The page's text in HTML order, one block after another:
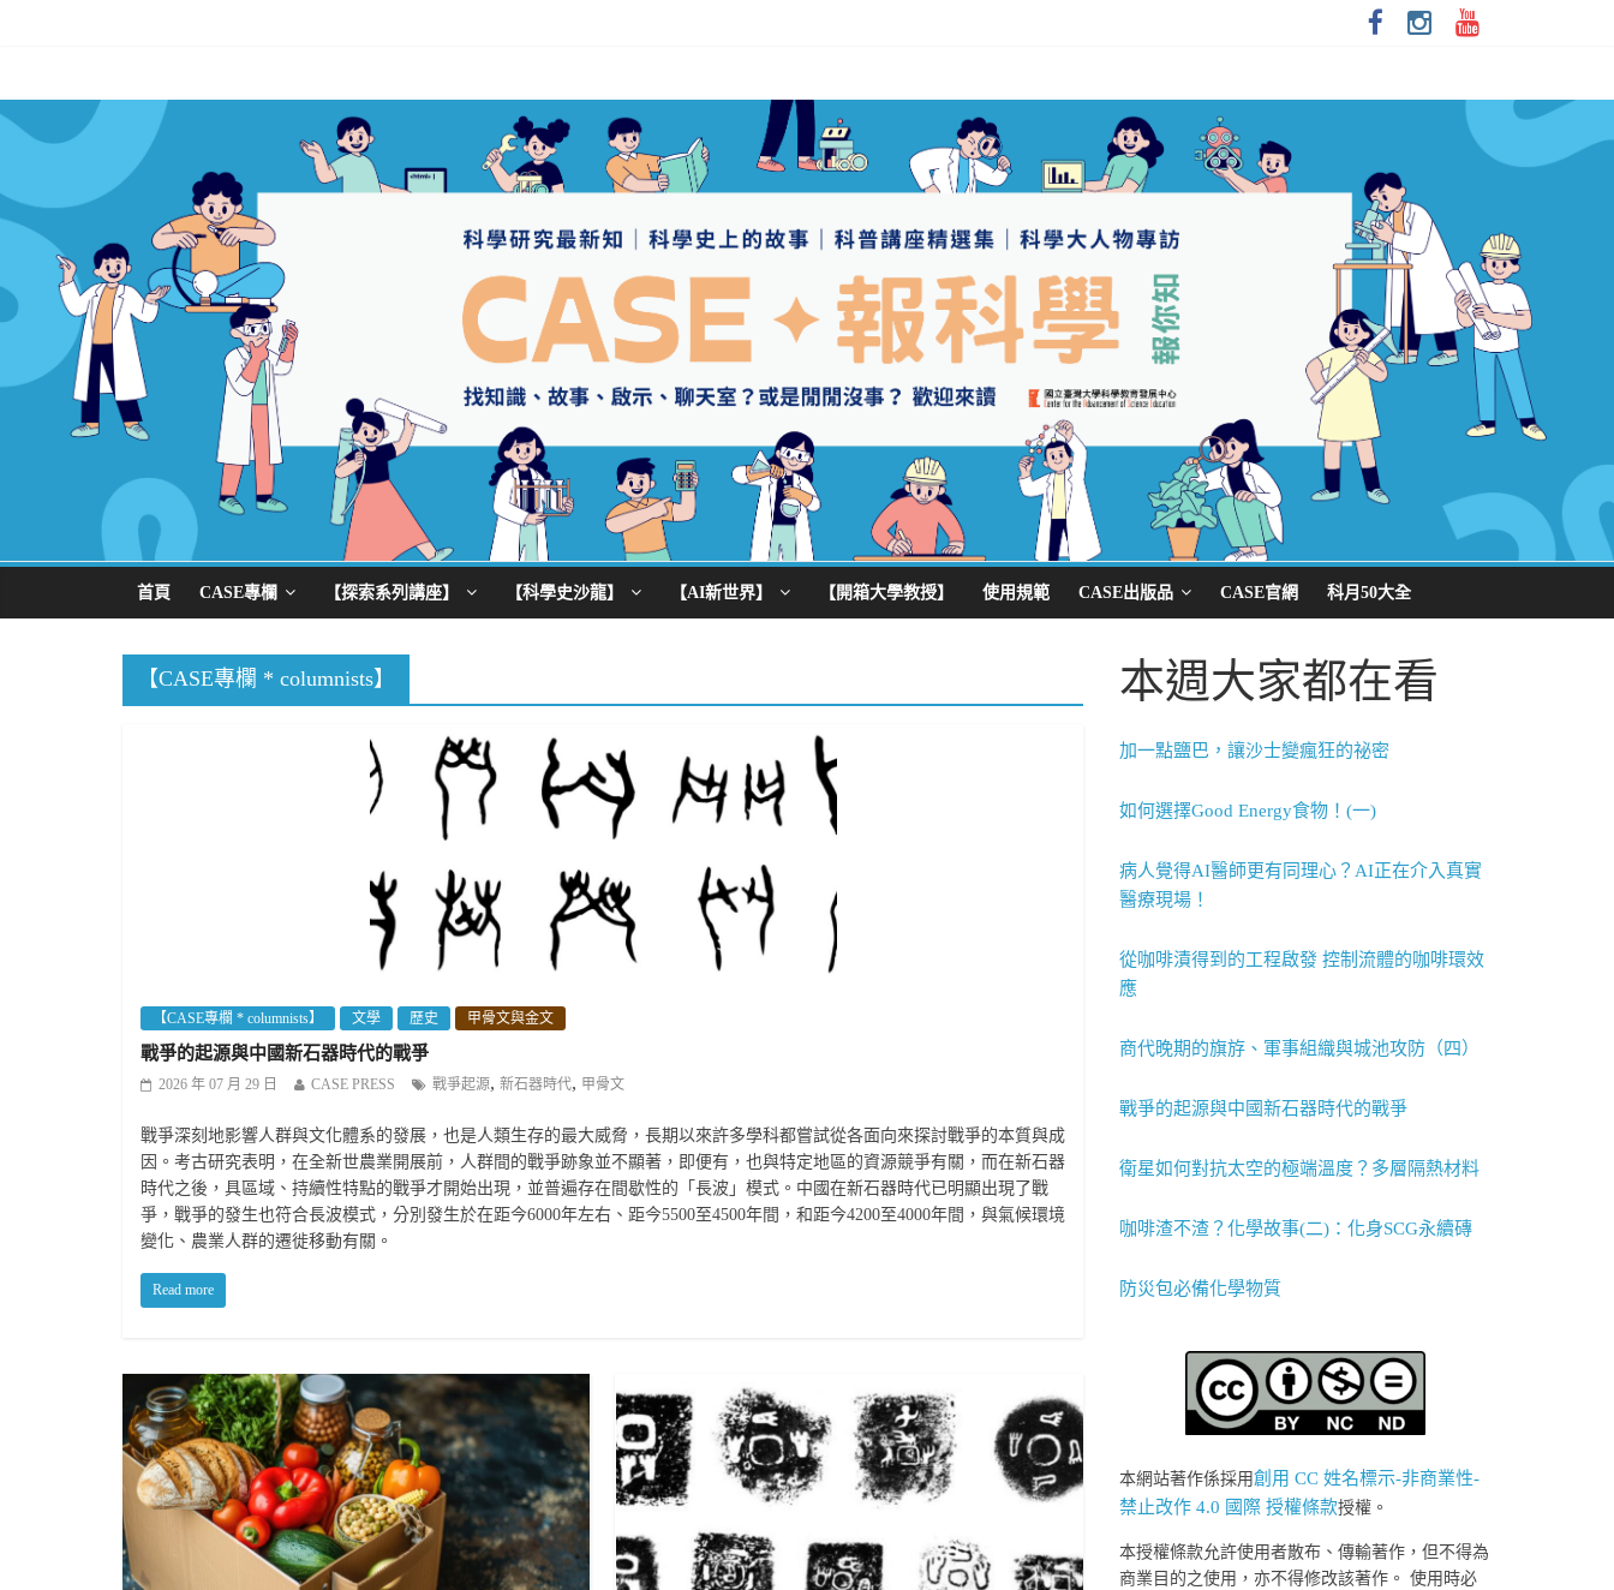
首頁 CASE專欄 【探索系列講座】 【科學史沙龍】 【AI新世界】 【開箱大學教授】 使用規範 CASE出版品 CASE官網 科月50大全
【CASE專欄 * columnists】
【CASE專欄 * columnists】 文學 歷史 甲骨文與金文
戰爭的起源與中國新石器時代的戰爭
2026 年 07 月 29 日 CASE PRESS 戰爭起源, 新石器時代, 甲骨文
戰爭深刻地影響人群與文化體系的發展，也是人類生存的最大威脅，長期以來許多學科都嘗試從各面向來探討戰爭的本質與成
因。考古研究表明，在全新世農業開展前，人群間的戰爭跡象並不顯著，即便有，也與特定地區的資源競爭有關，而在新石器
時代之後，具區域、持續性特點的戰爭才開始出現，並普遍存在間歇性的「長波」模式。中國在新石器時代已明顯出現了戰
爭，戰爭的發生也符合長波模式，分別發生於在距今6000年左右、距今5500至4500年間，和距今4200至4000年間，與氣候環境
變化、農業人群的遷徙移動有關。
Read more
本週大家都在看
加一點鹽巴，讓沙士變瘋狂的祕密
如何選擇Good Energy食物！(一)
病人覺得AI醫師更有同理心？AI正在介入真實
醫療現場！
從咖啡漬得到的工程啟發 控制流體的咖啡環效
應
商代晚期的旗斿、軍事組織與城池攻防（四）
戰爭的起源與中國新石器時代的戰爭
衛星如何對抗太空的極端溫度？多層隔熱材料
咖啡渣不渣？化學故事(二)：化身SCG永續磚
防災包必備化學物質
本網站著作係採用創用 CC 姓名標示-非商業性-
禁止改作 4.0 國際 授權條款授權。
本授權條款允許使用者散布、傳輸著作，但不得為
商業目的之使用，亦不得修改該著作。 使用時必